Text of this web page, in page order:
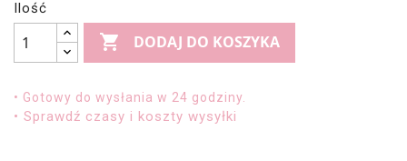
Ilość
 DODAJ DO KOSZYKA
• Gotowy do wysłania w 24 godziny.
• Sprawdź czasy i koszty wysyłki